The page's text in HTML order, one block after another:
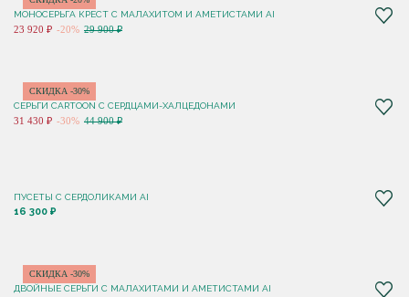
МОНОСЕРЬГА КРЕСТ С МАЛАХИТОМ И АМЕТИСТАМИ AI
23 920 ₽ -20% 29 900 ₽
СКИДКА -30%
СЕРЬГИ CARTOON C СЕРДЦАМИ-ХАЛЦЕДОНАМИ
31 430 ₽ -30% 44 900 ₽
ПУСЕТЫ С CЕРДОЛИКАМИ AI
16 300 ₽
СКИДКА -30%
ДВОЙНЫЕ СЕРЬГИ С МАЛАХИТАМИ И АМЕТИСТАМИ AI